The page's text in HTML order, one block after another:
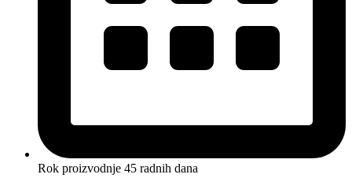
Rok proizvodnje 45 radnih dana